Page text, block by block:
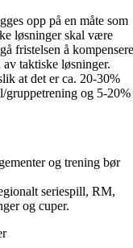
opp på en måte som
løsninger skal være
fristelsen å kompensere
taktiske løsninger.
at det er ca. 20-30%
og 5-20%
og trening bør
seriespill, RM,
og cuper.